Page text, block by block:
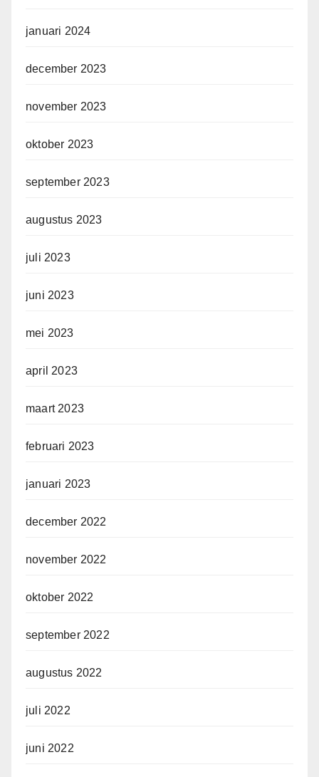
januari 2024
december 2023
november 2023
oktober 2023
september 2023
augustus 2023
juli 2023
juni 2023
mei 2023
april 2023
maart 2023
februari 2023
januari 2023
december 2022
november 2022
oktober 2022
september 2022
augustus 2022
juli 2022
juni 2022